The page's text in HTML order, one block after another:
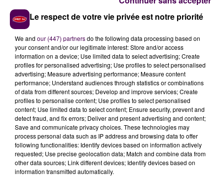
par jour des concerts seront relayés prochainement.
Même chose pour la billetterie, pour le moment,
aucune date d'ouverture n'est annoncée par les
organisateurs. En attendant, il est possible d'écouter
la playlist de cette éditionici.
Le respect de votre vie privée est notre priorité
We and our (447) partnersdo the following data processing based on
your consent and/or our legitimate interest: Store and/or access
information on a device; Use limited data to select advertising; Create
profiles for personalised advertising; Use profiles to select personalised
advertising; Measure advertising performance; Measure content
performance; Understand audiences through statistics or combinations
of data from different sources; Develop and improve services; Create
profiles to personalise content; Use profiles to select personalised
content; Use limited data to select content; Ensure security, prevent and
detect fraud, and fix errors; Deliver and present advertising and content;
Save and communicate privacy choices. These technologies may
process personal data such as IP address and browsing data to offer
following functionalities: Identify devices based on information actively
requested; Use precise geolocation data; Match and combine data from
other data sources; Link different devices; Identify devices based on
information transmitted automatically.